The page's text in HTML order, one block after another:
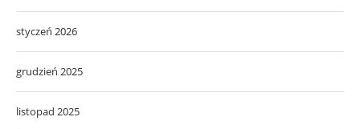
styczeń 2026
grudzień 2025
listopad 2025